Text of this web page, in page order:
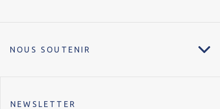
NOUS SOUTENIR
NEWSLETTER